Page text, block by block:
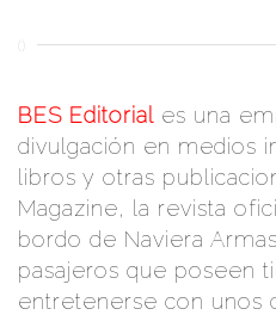
BES Editorial es una
divulgación en medios
libros y otras
Magazine, la revista
bordo de Naviera
pasajeros que poseen
entretenerse con unos